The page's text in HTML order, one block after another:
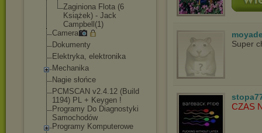
Zaginiona Flota (6
Książek) - Jack
Campbell(1)
Camera
Dokumenty
Elektryka, elektronika
Mechanika
Nagie słońce
PCMSCAN v2.4.12 (Build
1194) PL + Keygen !
Programy Do Diagnostyki
Samochodów
Programy Komputerowe
Super
CZAS